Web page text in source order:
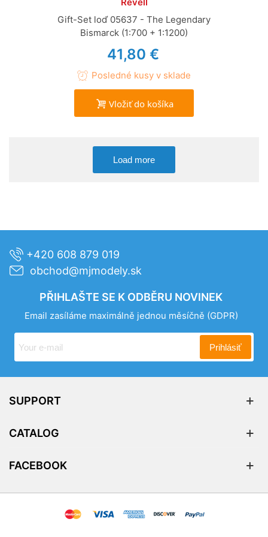
Gift-Set loď 05637 - The Legendary
Bismarck (1:700 + 1:1200)
41,80 €
Posledné kusy v sklade
Vložiť do košíka
Load more
+420 608 879 019
obchod@mjmodely.sk
PŘIHLAŠTE SE K ODBĚRU NOVINEK
Email zasíláme maximálně jednou měsíčně (GDPR)
Prihlásiť
SUPPORT
CATALOG
FACEBOOK